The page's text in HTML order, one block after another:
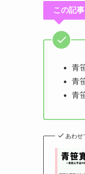
この記
青
青
青
あわせ